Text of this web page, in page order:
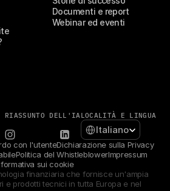
Documenti e report
Webinar ed eventi
RIASSUNTO DELL'IALOCALITÀ E LINGUA
Select Language
Italiano
con l'utenteDichiarazione sulla Privacy
Politica del WhistleblowerImpressum
sui cookie
finanziaria che fornisce un'ampia
e prodotti tecnici in tutta Europa e nel